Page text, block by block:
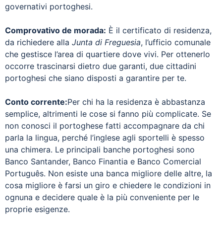
governativi portoghesi.
Comprovativo de morada: È il certificato di residenza,
da richiedere alla Junta di Freguesia, l’ufficio comunale
che gestisce l’area di quartiere dove vivi. Per ottenerlo
occorre trascinarsi dietro due garanti, due cittadini
portoghesi che siano disposti a garantire per te.
Conto corrente:Per chi ha la residenza è abbastanza
semplice, altrimenti le cose si fanno più complicate. Se
non conosci il portoghese fatti accompagnare da chi
parla la lingua, perché l’inglese agli sportelli è spesso
una chimera. Le principali banche portoghesi sono
Banco Santander, Banco Finantia e Banco Comercial
Português. Non esiste una banca migliore delle altre, la
cosa migliore è farsi un giro e chiedere le condizioni in
ognuna e decidere quale è la più conveniente per le
proprie esigenze.